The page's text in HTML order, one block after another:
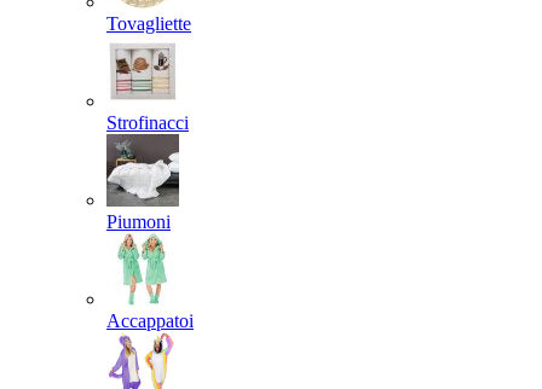
Tovagliette
Strofinacci
Piumoni
Accappatoi